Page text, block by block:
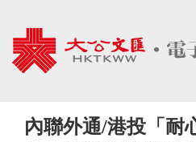
內聯外通/港投「耐